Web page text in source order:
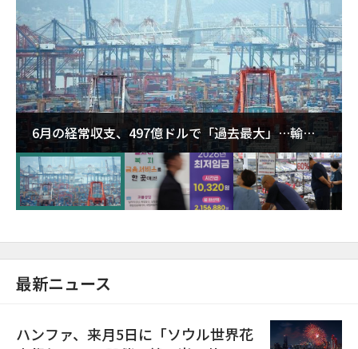
6月の経常収支、497億ドルで「過去最大」…輸出
が初の1000億ドル突破
最新ニュース
ハンファ、来月5日に「ソウル世界花